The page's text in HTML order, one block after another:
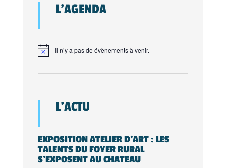
L’AGENDA
Il n’y a pas de évènements à venir.
L’ACTU
EXPOSITION ATELIER D’ART : LES
TALENTS DU FOYER RURAL
S’EXPOSENT AU CHATEAU